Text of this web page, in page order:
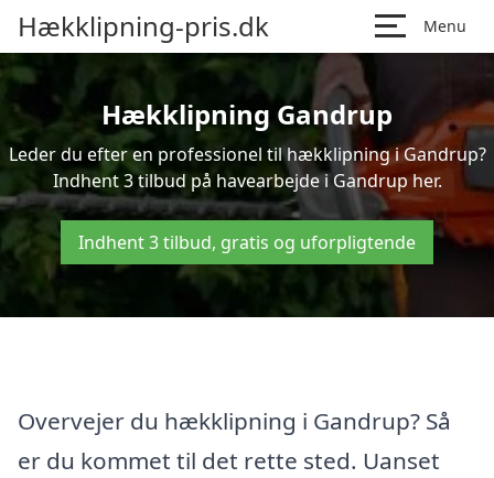
Hækklipning-pris.dk Menu
Hækklipning Gandrup
Leder du efter en professionel til hækklipning i Gandrup?
Indhent 3 tilbud på havearbejde i Gandrup her.
Indhent 3 tilbud, gratis og uforpligtende
Overvejer du hækklipning i Gandrup? Så
er du kommet til det rette sted. Uanset